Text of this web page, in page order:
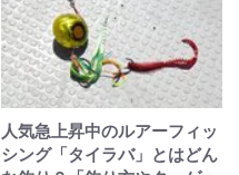
人気急上昇中のルアーフィッ
シング「タイラバ」とはどん